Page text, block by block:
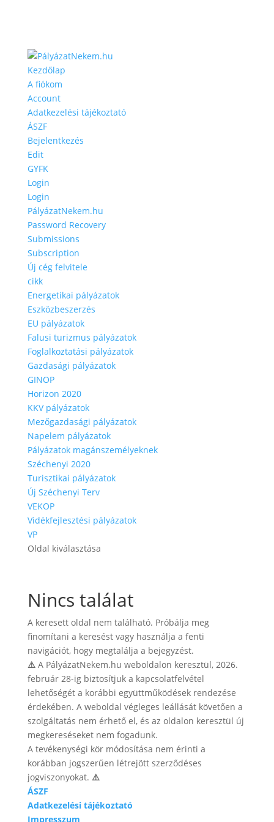
Kezdőlap
A fiókom
Account
Adatkezelési tájékoztató
ÁSZF
Bejelentkezés
Edit
GYFK
Login
Login
PályázatNekem.hu
Password Recovery
Submissions
Subscription
Új cég felvitele
cikk
Energetikai pályázatok
Eszközbeszerzés
EU pályázatok
Falusi turizmus pályázatok
Foglalkoztatási pályázatok
Gazdasági pályázatok
GINOP
Horizon 2020
KKV pályázatok
Mezőgazdasági pályázatok
Napelem pályázatok
Pályázatok magánszemélyeknek
Széchenyi 2020
Turisztikai pályázatok
Új Széchenyi Terv
VEKOP
Vidékfejlesztési pályázatok
VP
Oldal kiválasztása
Nincs találat
A keresett oldal nem található. Próbálja meg
finomítani a keresést vagy használja a fenti
navigációt, hogy megtalálja a bejegyzést.
⚠️A PályázatNekem.hu weboldalon keresztül, 2026.
február 28-ig biztosítjuk a kapcsolatfelvétel
lehetőségét a korábbi együttműködések rendezése
érdekében. A weboldal végleges leállását követően a
szolgáltatás nem érhető el, és az oldalon keresztül új
megkereséseket nem fogadunk.
A tevékenységi kör módosítása nem érinti a
korábban jogszerűen létrejött szerződéses
jogviszonyokat. ⚠️
ÁSZF
Adatkezelési tájékoztató
Impresszum